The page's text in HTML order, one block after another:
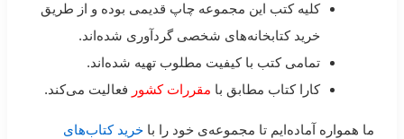
کلیه کتب این مجموعه چاپ قدیمی بوده و از طریق
خرید کتابخانه‌های شخصی گردآوری شده‌اند.
تمامی کتب با کیفیت مطلوب تهیه شده‌اند.
کارا کتاب مطابق با مقررات کشور فعالیت می‌کند.
ما همواره آماده‌ایم تا مجموعه‌ی خود را با خرید کتاب‌های